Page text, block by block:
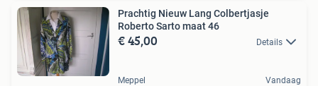
Prachtig Nieuw Lang Colbertjasje
Roberto Sarto maat 46
€ 45,00 Details
Meppel Vandaag